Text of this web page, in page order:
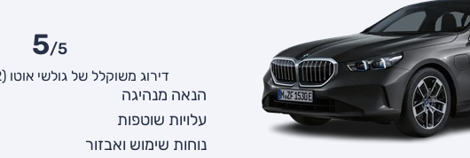
5/5
דירוג משוקלל של גולשי אוטו (2 חוות דעת)
הנאה מנהיגה
עלויות שוטפות
נוחות שימוש ואבזור